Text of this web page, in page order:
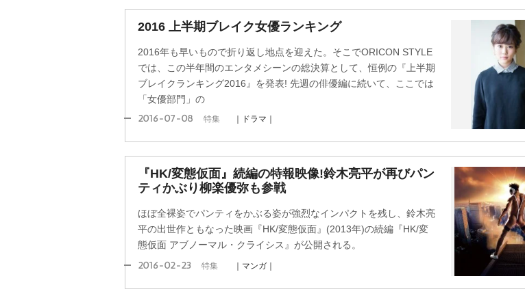
2016 上半期ブレイク女優ランキング
2016年も早いもので折り返し地点を迎えた。そこでORICON STYLE
では、この半年間のエンタメシーンの総決算として、恒例の『上半期
ブレイクランキング2016』を発表! 先週の俳優編に続いて、ここでは
「女優部門」の
2016-07-08 特集 ｜ドラマ｜
『HK/変態仮面』続編の特報映像!鈴木亮平が再びパン
ティかぶり柳楽優弥も参戦
ほぼ全裸姿でパンティをかぶる姿が強烈なインパクトを残し、鈴木亮
平の出世作ともなった映画『HK/変態仮面』(2013年)の続編『HK/変
態仮面 アブノーマル・クライシス』が公開される。
2016-02-23 特集 ｜マンガ｜